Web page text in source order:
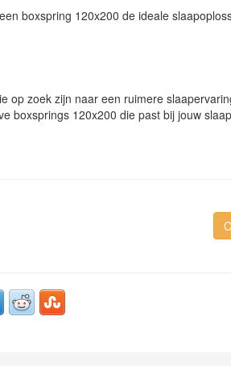
boxspring 120x200 de ideale
zoek zijn naar een ruimere
boxsprings 120x200 die past bij jouw